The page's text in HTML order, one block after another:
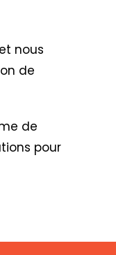
nous
de
de
pour